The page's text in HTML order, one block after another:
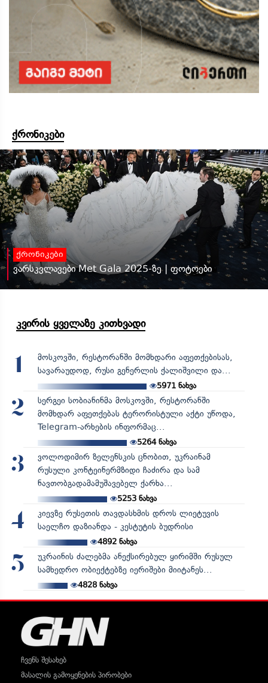
ქრონიკები
ქრონიკები
ვარსკვლავები Met Gala 2025-ზე | ფოტოები
კვირის ყველაზე კითხვადი
1
მოსკოვში, რესტორანში მომხდარი აფეთქებისას,
სავარაუდოდ, რუსი გენერლის ქალიშვილი და...
5971 ნახვა
2
სერგეი სობიანინმა მოსკოვში, რესტორანში
მომხდარ აფეთქებას ტერორისტული აქტი უწოდა,
Telegram-არხების ინფორმაც...
5264ნახვა
3
ვოლოდიმირ ზელენსკის ცნობით, უკრაინამ
რუსული კონტეინერმზიდი ჩაძირა და სამ
ნავთობგადამამუშავებელ ქარხა...
5253ნახვა
4
კიევზე რუსეთის თავდასხმის დროს ლიეტუვის
საელჩო დაზიანდა - კესტუტის ბუდრისი
4892ნახვა
5
უკრაინის ძალებმა ანექსირებულ ყირიმში რუსულ
სამხედრო ობიექტებზე იერიშები მიიტანეს...
4828ნახვა
ჩვენს შესახებ
მასალის გამოყენების პირობები